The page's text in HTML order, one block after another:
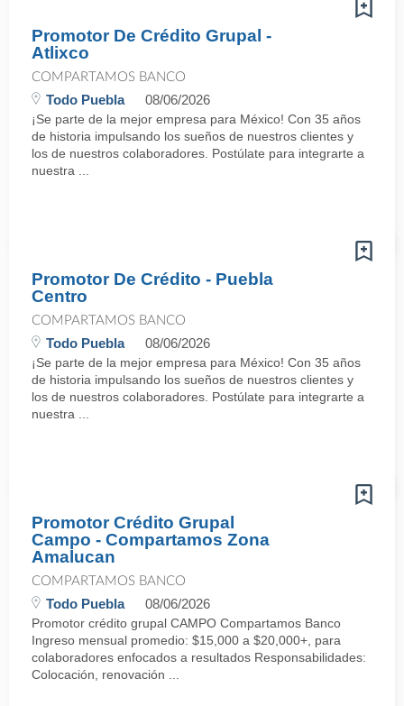
Promotor De Crédito Grupal -
Atlixco
COMPARTAMOS BANCO
Todo Puebla 08/06/2026
¡Se parte de la mejor empresa para México! Con 35 años
de historia impulsando los sueños de nuestros clientes y
los de nuestros colaboradores. Postúlate para integrarte a
nuestra ...
Promotor De Crédito - Puebla
Centro
COMPARTAMOS BANCO
Todo Puebla 08/06/2026
¡Se parte de la mejor empresa para México! Con 35 años
de historia impulsando los sueños de nuestros clientes y
los de nuestros colaboradores. Postúlate para integrarte a
nuestra ...
Promotor Crédito Grupal
Campo - Compartamos Zona
Amalucan
COMPARTAMOS BANCO
Todo Puebla 08/06/2026
Promotor crédito grupal CAMPO Compartamos Banco
Ingreso mensual promedio: $15,000 a $20,000+, para
colaboradores enfocados a resultados Responsabilidades:
Colocación, renovación ...